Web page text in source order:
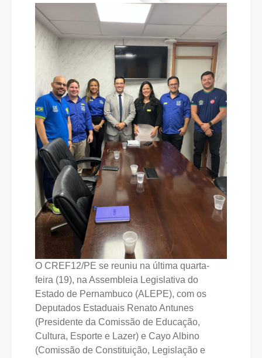
O CREF12/PE se reuniu na última quarta-
feira (19), na Assembleia Legislativa do
Estado de Pernambuco (ALEPE), com os
Deputados Estaduais Renato Antunes
(Presidente da Comissão de Educação,
Cultura, Esporte e Lazer) e Cayo Albino
(Comissão de Constituição, Legislação e